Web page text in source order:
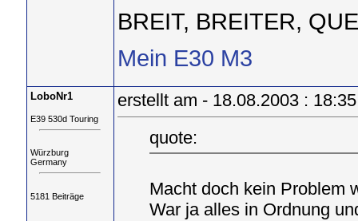
BREIT, BREITER,
Mein E30 M3
LoboNr1
E39 530d Touring
Würzburg
Germany
5181 Beiträge
erstellt am - 18.08.2003 :
quote:
Macht doch kein Problem
War ja alles in Ordnung